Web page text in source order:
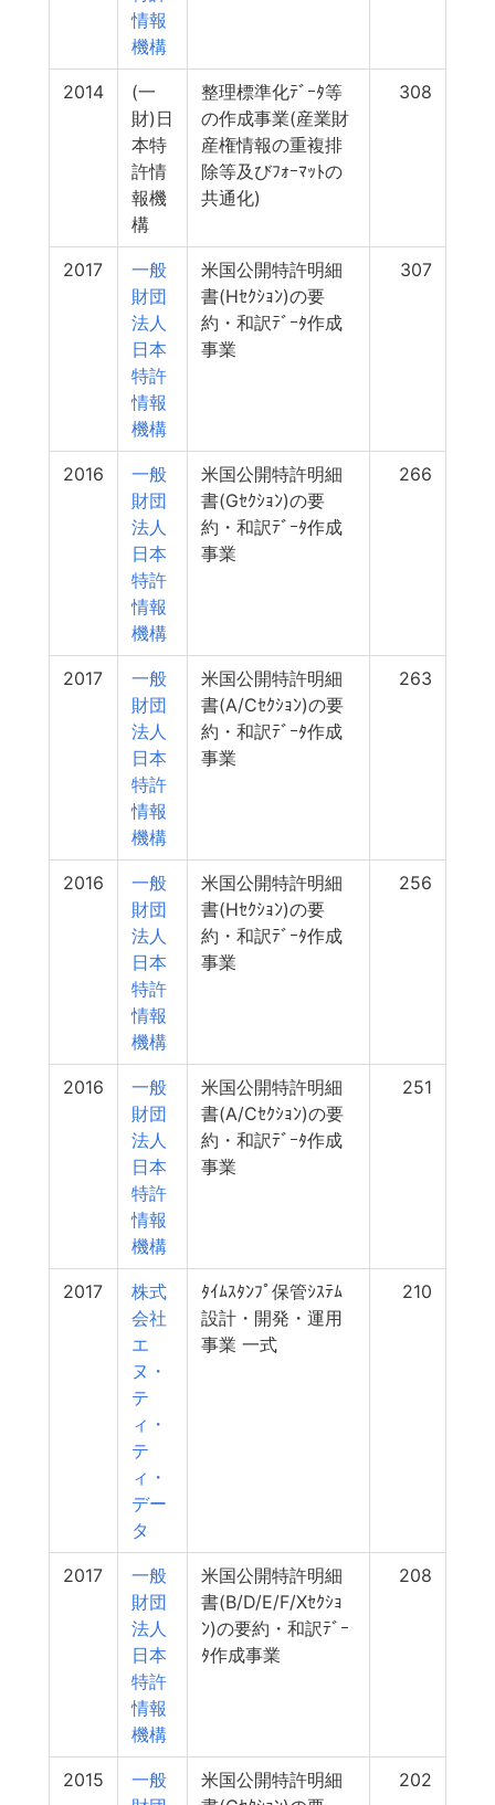
情報
機構
2014
(一
財)日
本特
許情
報機
構
整理標準化ﾃﾞｰﾀ等
の作成事業(産業財
産権情報の重複排
除等及びﾌｫｰﾏｯﾄの
共通化)
308
2017
一般
財団
法人
日本
特許
情報
機構
米国公開特許明細
書(Hｾｸｼｮﾝ)の要
約・和訳ﾃﾞｰﾀ作成
事業
307
2016
一般
財団
法人
日本
特許
情報
機構
米国公開特許明細
書(Gｾｸｼｮﾝ)の要
約・和訳ﾃﾞｰﾀ作成
事業
266
2017
一般
財団
法人
日本
特許
情報
機構
米国公開特許明細
書(A/Cｾｸｼｮﾝ)の要
約・和訳ﾃﾞｰﾀ作成
事業
263
2016
一般
財団
法人
日本
特許
情報
機構
米国公開特許明細
書(Hｾｸｼｮﾝ)の要
約・和訳ﾃﾞｰﾀ作成
事業
256
2016
一般
財団
法人
日本
特許
情報
機構
米国公開特許明細
書(A/Cｾｸｼｮﾝ)の要
約・和訳ﾃﾞｰﾀ作成
事業
251
2017
株式
会社
エ
ヌ・
テ
ィ・
テ
ィ・
デー
タ
ﾀｲﾑｽﾀﾝﾌﾟ保管ｼｽﾃﾑ
設計・開発・運用
事業 一式
210
2017
一般
財団
法人
日本
特許
情報
機構
米国公開特許明細
書(B/D/E/F/Xｾｸｼｮ
ﾝ)の要約・和訳ﾃﾞｰ
ﾀ作成事業
208
2015
一般
米国公開特許明細
202